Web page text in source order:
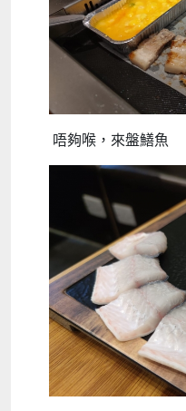
唔夠喉，來盤鱔魚